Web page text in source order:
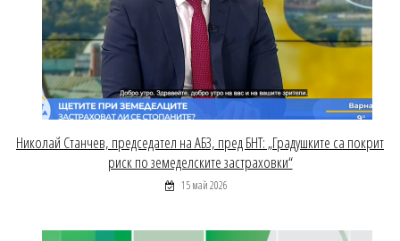
Николай Станчев, председател на АБЗ, пред БНТ: „Градушките са покрит
риск по земеделските застраховки“
15 май 2026